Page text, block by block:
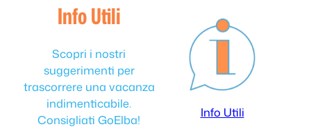
Info Utili
Scopri i nostri
suggerimenti per
trascorrere una vacanza
indimenticabile.
Consigliati GoElba!
Info Utili